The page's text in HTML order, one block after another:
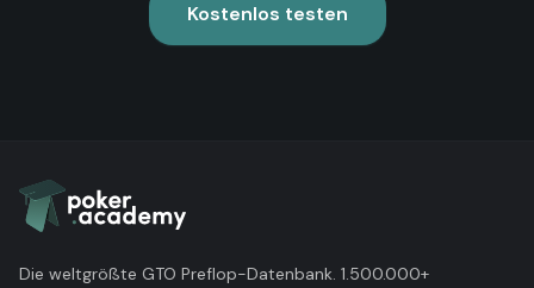
Kostenlos testen
Die weltgrößte GTO Preflop-Datenbank. 1.500.000+